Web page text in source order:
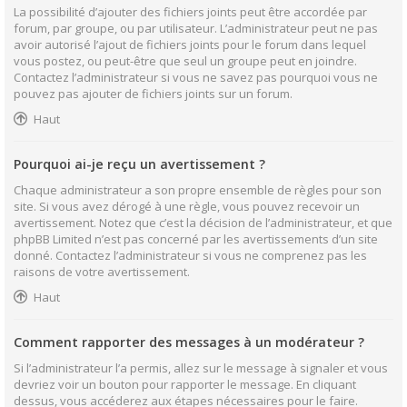
La possibilité d’ajouter des fichiers joints peut être accordée par
forum, par groupe, ou par utilisateur. L’administrateur peut ne pas
avoir autorisé l’ajout de fichiers joints pour le forum dans lequel
vous postez, ou peut-être que seul un groupe peut en joindre.
Contactez l’administrateur si vous ne savez pas pourquoi vous ne
pouvez pas ajouter de fichiers joints sur un forum.
Haut
Pourquoi ai-je reçu un avertissement ?
Chaque administrateur a son propre ensemble de règles pour son
site. Si vous avez dérogé à une règle, vous pouvez recevoir un
avertissement. Notez que c’est la décision de l’administrateur, et que
phpBB Limited n’est pas concerné par les avertissements d’un site
donné. Contactez l’administrateur si vous ne comprenez pas les
raisons de votre avertissement.
Haut
Comment rapporter des messages à un modérateur ?
Si l’administrateur l’a permis, allez sur le message à signaler et vous
devriez voir un bouton pour rapporter le message. En cliquant
dessus, vous accéderez aux étapes nécessaires pour le faire.